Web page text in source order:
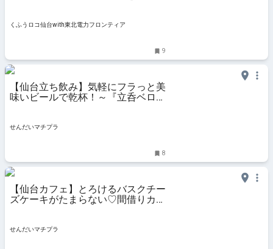
コ仙台with東北電力フロンティア
くふうロコ仙台with東北電力フロンティア
9
【仙台立ち飲み】気軽にフラっと美
味いビールで乾杯！～『立呑ベロ
せんだいマチプラ
8
【仙台カフェ】とろけるバスクチー
ズケーキがたまらない♡間借りカフ
んだいマチプラ
せんだいマチプラ